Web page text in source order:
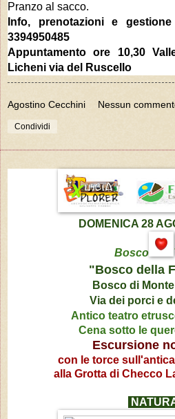
Pranzo al sacco.
Info, prenotazioni e
3394950485
Appuntamento ore 10,30
Licheni via del Ruscello
Agostino Cecchini Nessun
Condividi
DOMENICA 28
Bosco
"Bosco della
Bosco di
Via dei porci e
Antico teatro
Cena sotto le
Escursione
con le torce
alla Grotta di Checco